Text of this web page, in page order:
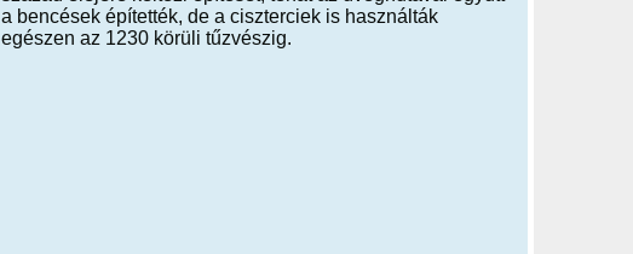
a bencések építették, de a ciszterciek is használták
egészen az 1230 körüli tűzvészig.